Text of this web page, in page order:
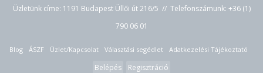
Üzletünk címe: 1191 Budapest Üllői út 216/5 // Telefonszámunk: +36 (1)
790 06 01
Blog ÁSZF Üzlet/Kapcsolat Választási segédlet Adatkezelési Tájékoztató
Belépés Regisztráció